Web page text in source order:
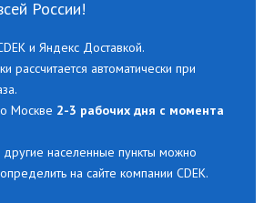
России!
и Яндекс Доставкой.
рассчитается автоматически при
Москве 2-3 рабочих дня с момента
другие населенные пункты можно
на сайте компании CDEK.